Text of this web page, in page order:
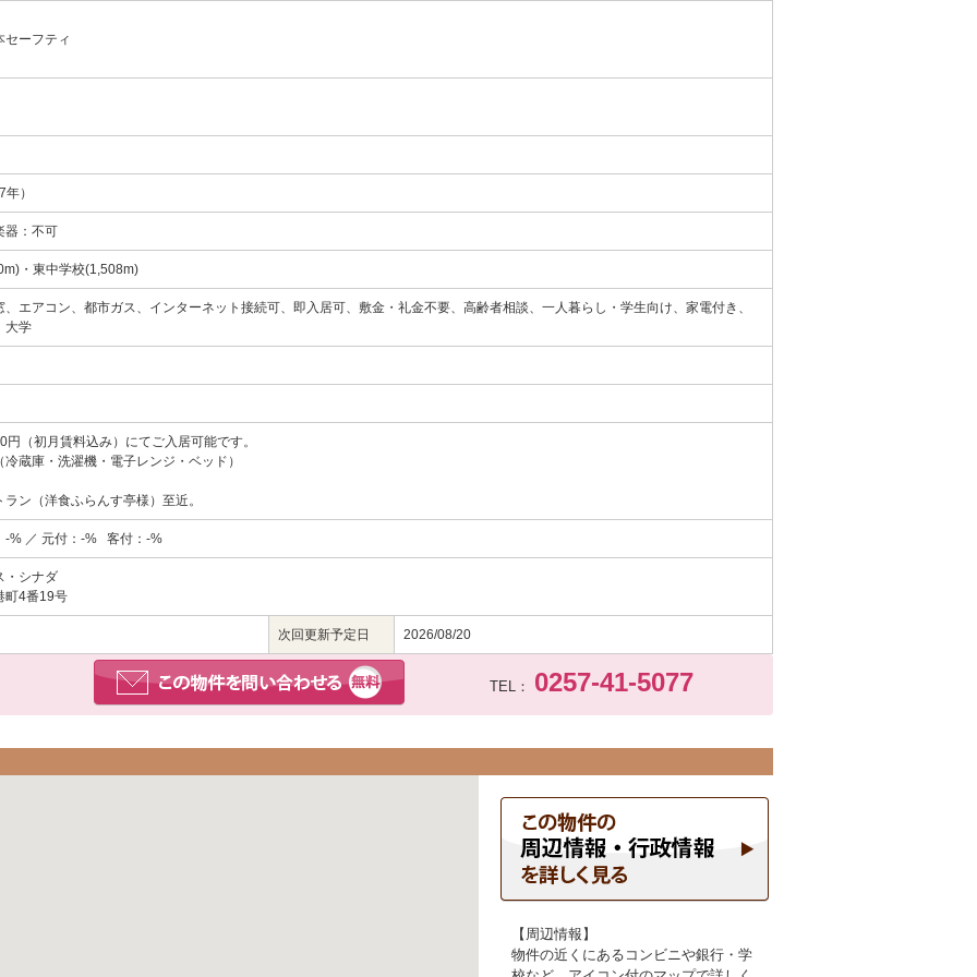
セーフティ
）
器：不可
・東中学校(1,508m)
エアコン、都市ガス、インターネット接続可、即入居可、敷金・礼金不要、高齢者相談、一人暮らし・学生向け、家電付き、
大学
（初月賃料込み）にてご入居可能です。
蔵庫・洗濯機・電子レンジ・ベッド）
ン（洋食ふらんす亭様）至近。
% ／ 元付：-% 客付：-%
・シナダ
町4番19号
次回更新予定日 2026/08/20
TEL： 0257-41-5077
【周辺情報】
物件の近くにあるコンビニや銀行・学